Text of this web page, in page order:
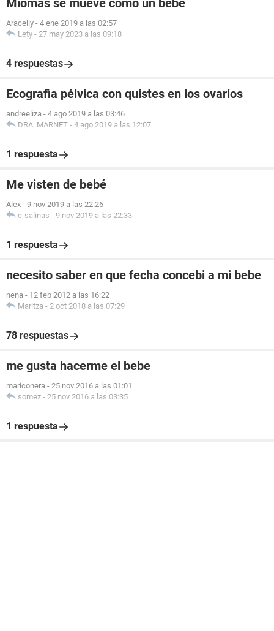
Miomas se mueve como un bebe
Aracelly - 4 ene 2019 a las 02:57
Lety - 27 may 2023 a las 09:18
4 respuestas
Ecografia pélvica con quistes en los ovarios
andreeliza - 4 ago 2019 a las 03:46
DRA. MARNET - 4 ago 2019 a las 12:07
1 respuesta
Me visten de bebé
Alex - 9 nov 2019 a las 22:26
c-salinas - 9 nov 2019 a las 22:33
1 respuesta
necesito saber en que fecha concebi a mi bebe
nena - 12 feb 2012 a las 16:22
Maritza - 2 oct 2018 a las 07:29
78 respuestas
me gusta hacerme el bebe
mariconera - 25 nov 2016 a las 01:01
somez - 25 nov 2016 a las 03:35
1 respuesta